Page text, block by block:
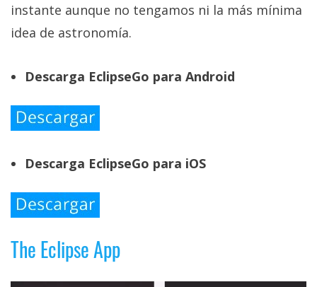
instante aunque no tengamos ni la más mínima
idea de astronomía.
Descarga EclipseGo para Android
Descarga EclipseGo para iOS
The Eclipse App